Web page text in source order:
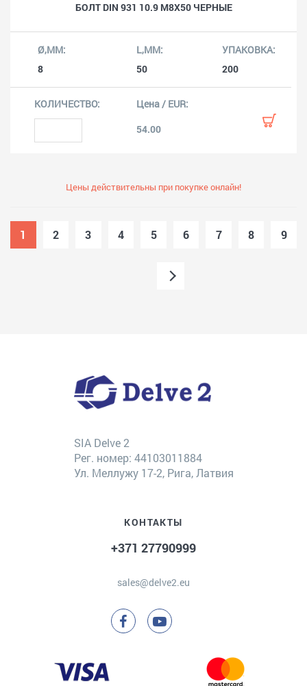
БОЛТ DIN 931 10.9 M8X50 ЧЕРНЫЕ
8 50 200
54.00
Цены действительны при покупке онлайн!
1 2 3 4 5 6 7 8 9
SIA Delve 2
Рег. номер: 44103011884
Ул. Меллужу 17-2, Рига, Латвия
КОНТАКТЫ
+371 27790999
sales@delve2.eu